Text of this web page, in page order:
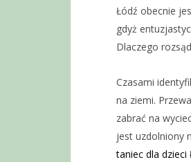
Łódź obecnie
gdyż
Dlaczego
Czasami
na ziemi.
zabrać na
jest uzdolniony
taniec dla dzieci